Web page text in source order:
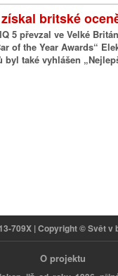
britské
5 převzal ve Velké
of the Year Awards“
byl také vyhlášen
709X | Copyright © Svět v
O projektu